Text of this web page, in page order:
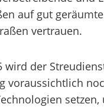
auf gut
vertrauen.
wird der
voraussichtlich
setzen,